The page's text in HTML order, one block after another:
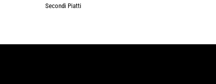
Secondi Piatti